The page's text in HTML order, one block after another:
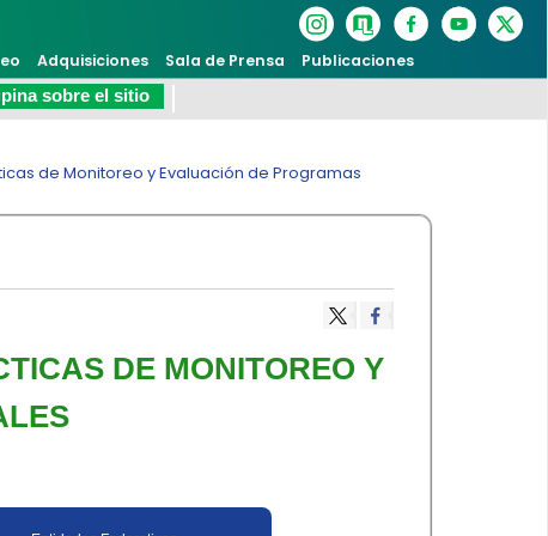
Adquisiciones Sala de Prensa Publicaciones
sobre el sitio
de Monitoreo y Evaluación de Programas
DE MONITOREO Y